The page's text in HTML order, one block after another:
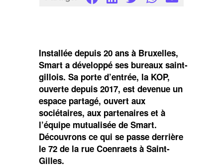
travailler,
Installée depuis 20 ans à Bruxelles,
Smart a développé ses bureaux saint-
gillois. Sa porte d’entrée, la KOP,
ouverte depuis 2017, est devenue un
espace partagé, ouvert aux
sociétaires, aux partenaires et à
l’équipe mutualisée de Smart.
Découvrons ce qui se passe derrière
le 72 de la rue Coenraets à Saint-
Gilles.